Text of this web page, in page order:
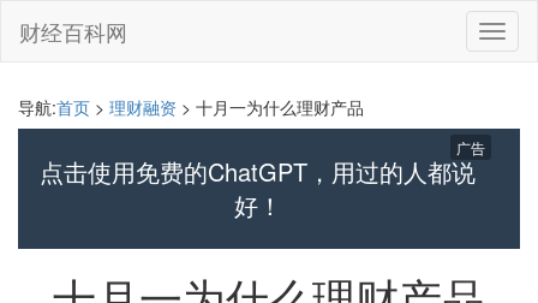
切
换
财经百科网
导航:首页 > 理财融资 > 十月一为什么理财产品
点击使用免费的ChatGPT，用过的人都说
好！
广告